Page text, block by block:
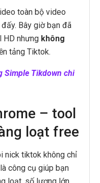
toàn bộ video
Bây giờ bạn đã
HD nhưng không
tảng Tiktok.
Simple Tikdown chi
– tool
loạt free
nick tiktok không chỉ
công cụ giúp bạn